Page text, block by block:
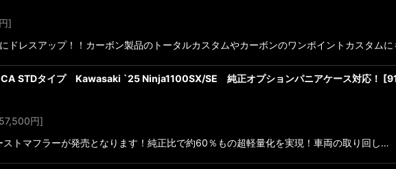
円]
ドレスアップ！！カーボン製品のトータルカスタムやカーボンのワンポイントカスタム
STDタイプ Kawasaki `25 Ninja1100SX/SE 純正オプションパニアケース対応！ [
円]
トマフラーが発売となります！純正比で約60％もの超軽量化を実現！車両の取り回し…